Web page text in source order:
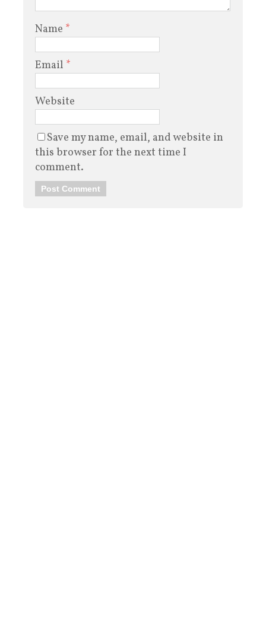
Name *
Email *
Website
Save my name, email, and website in
this browser for the next time I
comment.